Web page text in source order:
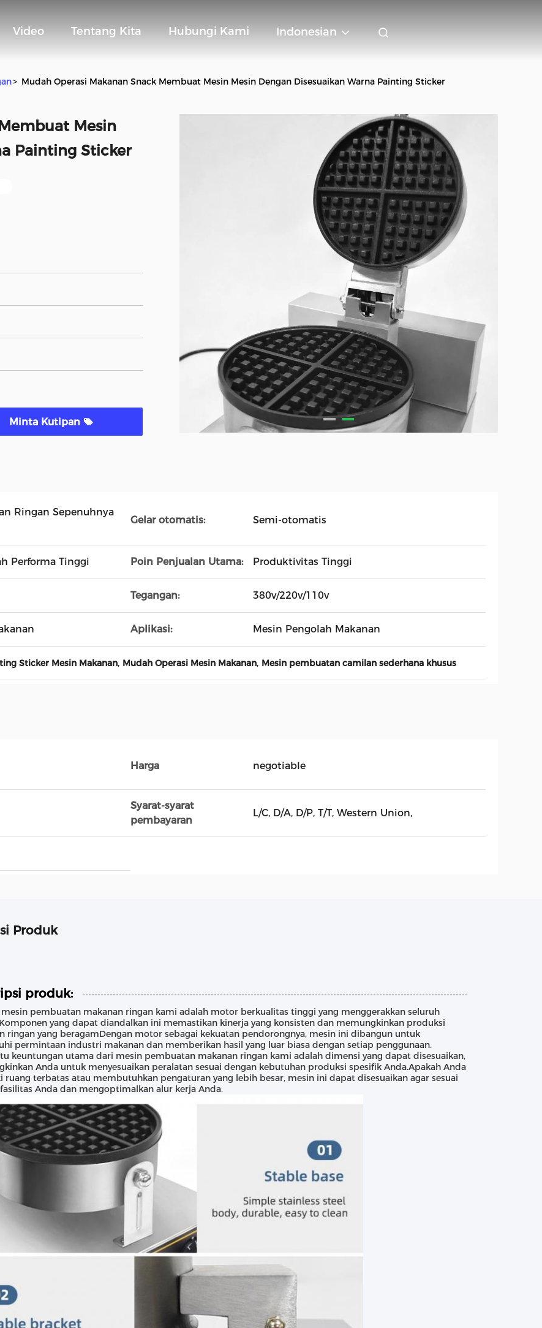
Video Tentang Kita Hubungi Kami Indonesian
> Mudah Operasi Makanan Snack Membuat Mesin Mesin Dengan Disesuaikan Warna Painting Sticker
Mesin
Painting Sticker
Minta Kutipan
Ringan Sepenuhnya
Gelar otomatis: Semi-otomatis
Performa Tinggi Poin Penjualan Utama: Produktivitas Tinggi
Tegangan: 380v/220v/110v
Aplikasi: Mesin Pengolah Makanan
Sticker Mesin Makanan, Mudah Operasi Mesin Makanan, Mesin pembuatan camilan sederhana khusus
Harga negotiable
Syarat-syarat
pembayaran
L/C, D/A, D/P, T/T, Western Union,
Produk
produk:
pembuatan makanan ringan kami adalah motor berkualitas tinggi yang menggerakkan seluruh
yang dapat diandalkan ini memastikan kinerja yang konsisten dan memungkinkan produksi
ringan yang beragamDengan motor sebagai kekuatan pendorongnya, mesin ini dibangun untuk
permintaan industri makanan dan memberikan hasil yang luar biasa dengan setiap penggunaan.
keuntungan utama dari mesin pembuatan makanan ringan kami adalah dimensi yang dapat disesuaikan,
Anda untuk menyesuaikan peralatan sesuai dengan kebutuhan produksi spesifik Anda.Apakah Anda
ruang terbatas atau membutuhkan pengaturan yang lebih besar, mesin ini dapat disesuaikan agar sesuai
Anda dan mengoptimalkan alur kerja Anda.